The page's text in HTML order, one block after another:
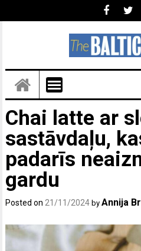
Chai latte ar
sastāvdaļu,
padarīs
gardu
Posted on 21/11/2024 byAnnija